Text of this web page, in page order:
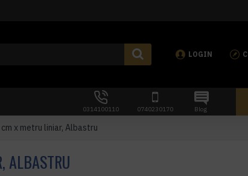
LOGIN
0314100110 0740230170 Blog
x metru liniar, Albastru
ALBASTRU